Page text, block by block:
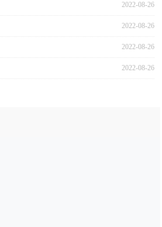
2022-08-26
2022-08-26
2022-08-26
2022-08-26